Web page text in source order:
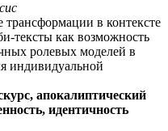
в контексте
тексты как возможность
ролевых моделей в
индивидуальной
апокалиптический
идентичность